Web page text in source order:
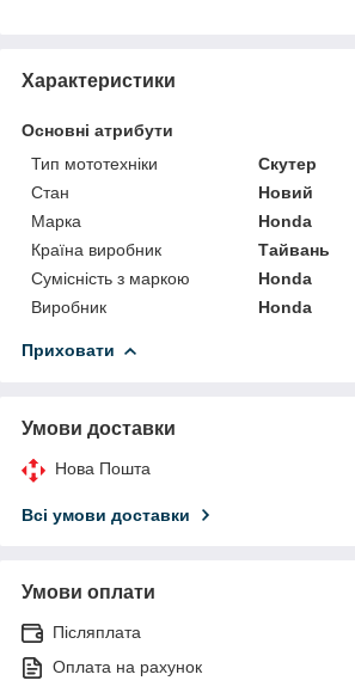
Характеристики
Основні атрибути
Тип мототехніки
Скутер
Стан
Новий
Марка
Honda
Країна виробник
Тайвань
Сумісність з маркою
Honda
Виробник
Honda
Приховати
Умови доставки
Нова Пошта
Всі умови доставки
Умови оплати
Післяплата
Оплата на рахунок